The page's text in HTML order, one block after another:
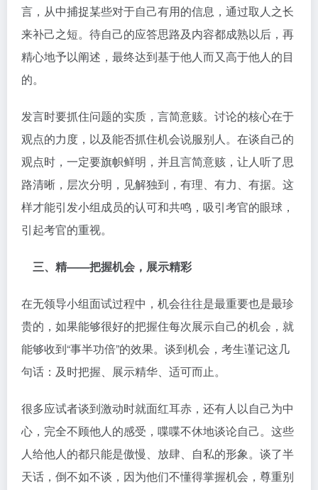
言，从中捕捉某些对于自己有用的信息，通过取人之长
来补己之短。待自己的应答思路及内容都成熟以后，再
精心地予以阐述，最终达到基于他人而又高于他人的目
的。
发言时要抓住问题的实质，言简意赅。讨论的核心在于
观点的力度，以及能否抓住机会说服别人。在谈自己的
观点时，一定要旗帜鲜明，并且言简意赅，让人听了思
路清晰，层次分明，见解独到，有理、有力、有据。这
样才能引发小组成员的认可和共鸣，吸引考官的眼球，
引起考官的重视。
三、精——把握机会，展示精彩
在无领导小组面试过程中，机会往往是最重要也是最珍
贵的，如果能够很好的把握住每次展示自己的机会，就
能够收到“事半功倍”的效果。谈到机会，考生谨记这几
句话：及时把握、展示精华、适可而止。
很多应试者谈到激动时就面红耳赤，还有人以自己为中
心，完全不顾他人的感受，喋喋不休地谈论自己。这些
人给他人的都只能是傲慢、放肆、自私的形象。谈了半
天话，倒不如不谈，因为他们不懂得掌握机会，尊重别